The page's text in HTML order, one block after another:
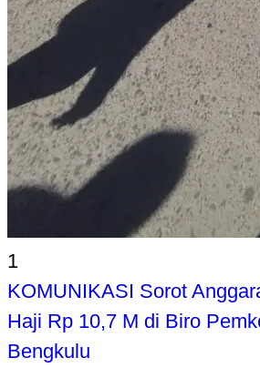
1
KOMUNIKASI Sorot
Haji Rp 10,7 M di Biro
Bengkulu